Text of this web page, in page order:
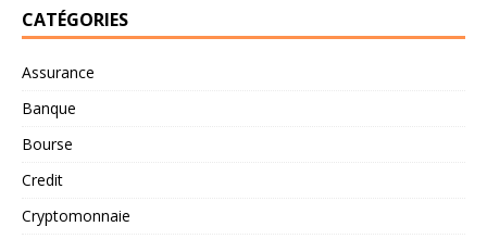
CATÉGORIES
Assurance
Banque
Bourse
Credit
Cryptomonnaie